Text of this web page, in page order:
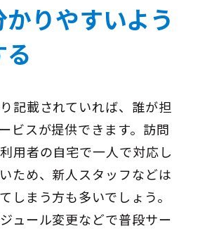
りやすいよう
記載されていれば、誰が担
ビスが提供できます。訪問
用者の自宅で一人で対応し
ため、新人スタッフなどは
しまう方も多いでしょう。
ュール変更などで普段サー